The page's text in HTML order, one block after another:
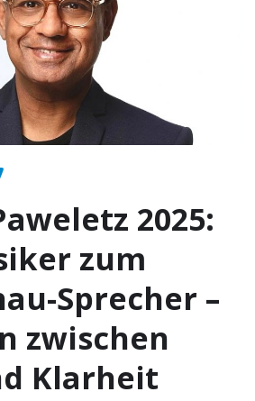
2025:
zum
Sprecher –
zwischen
Klarheit